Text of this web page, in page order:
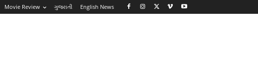
Movie Review ગુજરાતી English News